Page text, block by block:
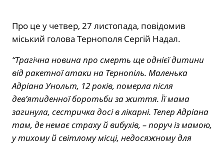
Про це у четвер, 27 листопада, повідомив
міський голова Тернополя Сергій Надал.
“Трагічна новина про смерть ще однієї дитини
від ракетної атаки на Тернопіль. Маленька
Адріана Унольт, 12 років, померла після
дев’ятиденної боротьби за життя. Її мама
загинула, сестричка досі в лікарні. Тепер Адріана
там, де немає страху й вибухів, – поруч із мамою,
у тихому й світлому місці, недосяжному для